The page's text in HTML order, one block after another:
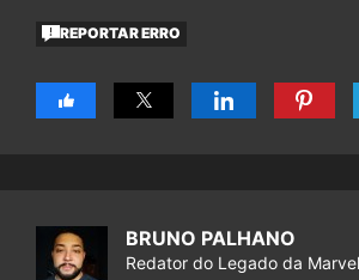
REPORTAR ERRO
BRUNO PALHANO
Redator do Legado da